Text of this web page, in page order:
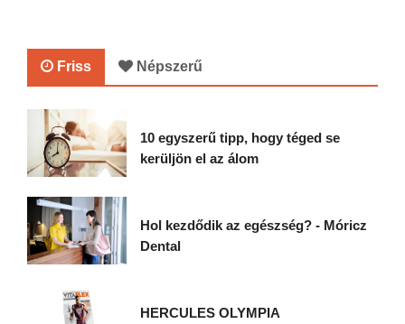
Friss Népszerű
10 egyszerű tipp, hogy téged se
kerüljön el az álom
Hol kezdődik az egészség? - Móricz
Dental
HERCULES OLYMPIA